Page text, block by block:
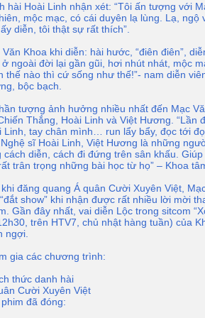
hài Hoài Linh nhận xét: “Tôi ấn tượng với
mộc mạc, có cái duyên lạ lùng. Lạ, ngộ
diễn, tôi thật sự rất thích”.
Văn Khoa khi diễn: hài hước, “điên điên”,
ngoài đời lại gần gũi, hơi nhút nhát, mộc
thế nào thì cứ sống như thế!”- nam diễn
bộc bạch.
tượng ảnh hưởng nhiều nhất đến Mạc
Thắng, Hoài Linh và Việt Hương. “Lần
Linh, tay chân mình… run lẩy bẩy, đọc tới
sĩ Hoài Linh, Việt Hương là những
cách diễn, cách đi đứng trên sân khấu.
trân trọng những bài học từ họ” – Khoa
khi đăng quang Á quân Cười Xuyên Việt,
show” khi nhận được rất nhiều lời mời
Gần đây nhất, vai diễn Lộc trong sitcom
trên HTV7, chủ nhật hàng tuần) của
ngợi.
gia các chương trình:
thức danh hài
Cười Xuyên Việt
đã đóng: